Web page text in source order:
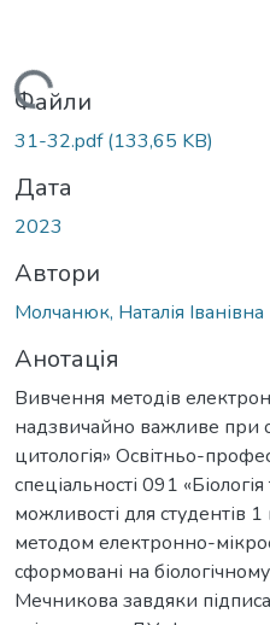
Файли
31-32.pdf(133,65 KB)
Дата
2023
Автори
Молчанюк, Наталія Іванівна
Анотація
Вивчення методів
надзвичайно важливе при
цитологія» Освітньо-
спеціальності 091 «Біологія
можливості для студентів
методом електронно-
сформовані на
Мечникова завдяки